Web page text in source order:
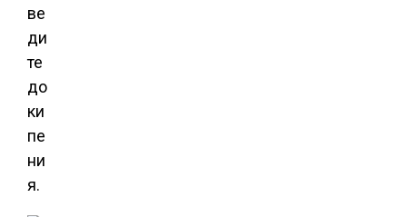
ве
ди
те
до
ки
пе
ни
я.